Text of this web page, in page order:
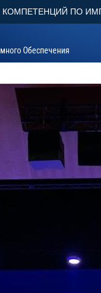
КОМПЕТЕНЦИЙ ПО
Обеспечения